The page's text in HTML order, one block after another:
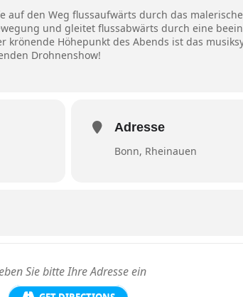
auf den Weg flussaufwärts durch das
und gleitet flussabwärts durch eine
krönende Höhepunkt des Abends ist das
Drohnenshow!
Adresse
Bonn, Rheinauen